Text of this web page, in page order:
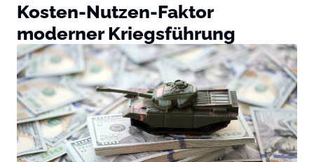
Kosten-Nutzen-Faktor
moderner Kriegsführung